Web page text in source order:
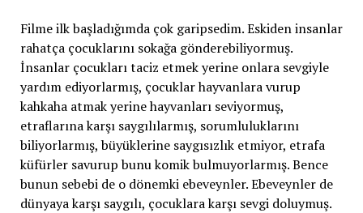
Filme ilk başladığımda çok garipsedim. Eskiden insanlar
rahatça çocuklarını sokağa gönderebiliyormuş.
İnsanlar çocukları taciz etmek yerine onlara sevgiyle
yardım ediyorlarmış, çocuklar hayvanlara vurup
kahkaha atmak yerine hayvanları seviyormuş,
etraflarına karşı saygılılarmış, sorumluluklarını
biliyorlarmış, büyüklerine saygısızlık etmiyor, etrafa
küfürler savurup bunu komik bulmuyorlarmış. Bence
bunun sebebi de o dönemki ebeveynler. Ebeveynler de
dünyaya karşı saygılı, çocuklara karşı sevgi doluymuş.